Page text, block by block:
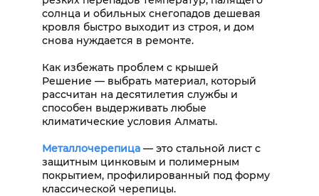
солнца и обильных снегопадов дешевая
кровля быстро выходит из строя, и дом
снова нуждается в ремонте.
Как избежать проблем с крышей
Решение — выбрать материал, который
рассчитан на десятилетия службы и
способен выдерживать любые
климатические условия Алматы.
Металлочерепица — это стальной лист с
защитным цинковым и полимерным
покрытием, профилированный под форму
классической черепицы.